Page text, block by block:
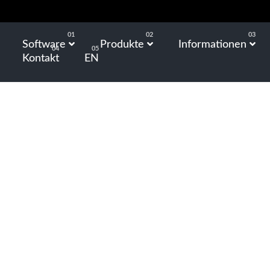
Software Produkte
Informationen
Kontakt
EN